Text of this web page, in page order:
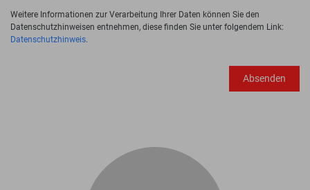
Weitere Informationen zur Verarbeitung Ihrer Daten können Sie den
Datenschutzhinweisen entnehmen, diese finden Sie unter folgendem Link:
Datenschutzhinweis.
Absenden